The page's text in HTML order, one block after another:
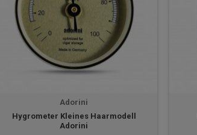
Adorini
Hygrometer Kleines Haarmodell
Adorini